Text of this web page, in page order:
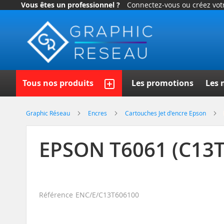
Vous êtes un professionnel ? Connectez-vous ou créez
Allez
contenu
Tous nos produits Les promotions Les
Graphic Réseau Encres Cartouches Jet d'encre Epson
EPSON T6061
Référence ENC/E/C13T606100